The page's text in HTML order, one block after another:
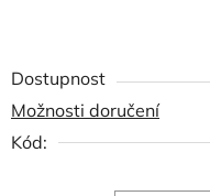
Dostupnost
Možnosti doručení
Kód: